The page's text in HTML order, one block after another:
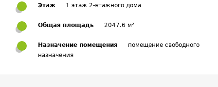
Этаж 1 этаж 2-этажного дома
Общая площадь 2047.6 м²
Назначение помещения
помещение свободного
назначения